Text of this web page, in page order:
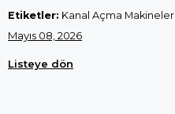
Etiketler: Kanal Açma Makineler
Mayıs 08, 2026
Listeye dön